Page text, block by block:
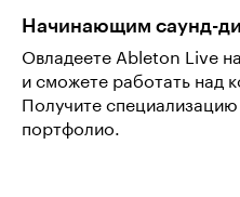
Начинающим саунд-
Овладеете Ableton Live
и сможете работать над
Получите
портфолио.